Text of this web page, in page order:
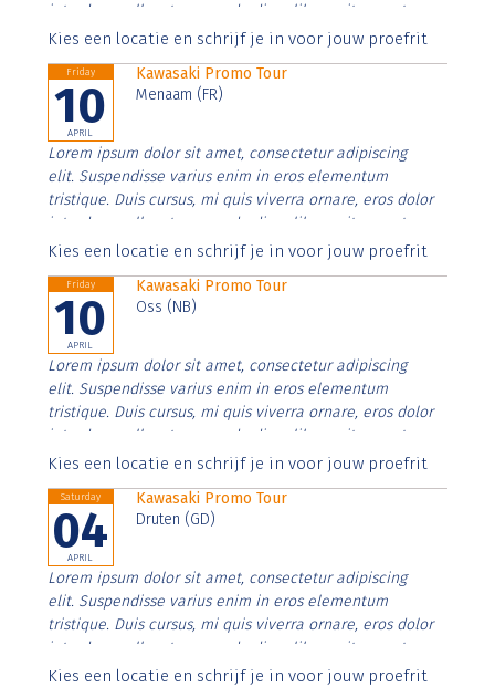
interdum nulla, ut commodo diam libero vitae erat.
Aenean faucibus nibh et justo cursus id rutrum lorem
Kies een locatie en schrijf je in voor jouw proefrit
Friday
10
APRIL
Kawasaki Promo Tour
Menaam (FR)
Lorem ipsum dolor sit amet, consectetur adipiscing
elit. Suspendisse varius enim in eros elementum
tristique. Duis cursus, mi quis viverra ornare, eros dolor
interdum nulla, ut commodo diam libero vitae erat.
Aenean faucibus nibh et justo cursus id rutrum lorem
Kies een locatie en schrijf je in voor jouw proefrit
Friday
10
APRIL
Kawasaki Promo Tour
Oss (NB)
Lorem ipsum dolor sit amet, consectetur adipiscing
elit. Suspendisse varius enim in eros elementum
tristique. Duis cursus, mi quis viverra ornare, eros dolor
interdum nulla, ut commodo diam libero vitae erat.
Aenean faucibus nibh et justo cursus id rutrum lorem
Kies een locatie en schrijf je in voor jouw proefrit
Saturday
04
APRIL
Kawasaki Promo Tour
Druten (GD)
Lorem ipsum dolor sit amet, consectetur adipiscing
elit. Suspendisse varius enim in eros elementum
tristique. Duis cursus, mi quis viverra ornare, eros dolor
interdum nulla, ut commodo diam libero vitae erat.
Aenean faucibus nibh et justo cursus id rutrum lorem
Kies een locatie en schrijf je in voor jouw proefrit